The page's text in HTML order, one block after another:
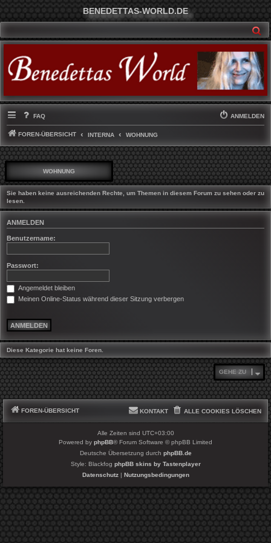
BENEDETTAS-WORLD.DE
FAQ ANMELDEN
FOREN-ÜBERSICHT INTERNA WOHNUNG
WOHNUNG
Sie haben keine ausreichenden Rechte, um Themen in diesem Forum zu sehen oder zu
lesen.
ANMELDEN
Benutzername:
Passwort:
Angemeldet bleiben
Meinen Online-Status während dieser Sitzung verbergen
Diese Kategorie hat keine Foren.
GEHE ZU
FOREN-ÜBERSICHT ALLE COOKIES LÖSCHEN
KONTAKT
Alle Zeiten sind UTC+03:00
Powered by phpBB® Forum Software © phpBB Limited
Deutsche Übersetzung durch phpBB.de
Style: Blackfog phpBB skins by Tastenplayer
Datenschutz| Nutzungsbedingungen